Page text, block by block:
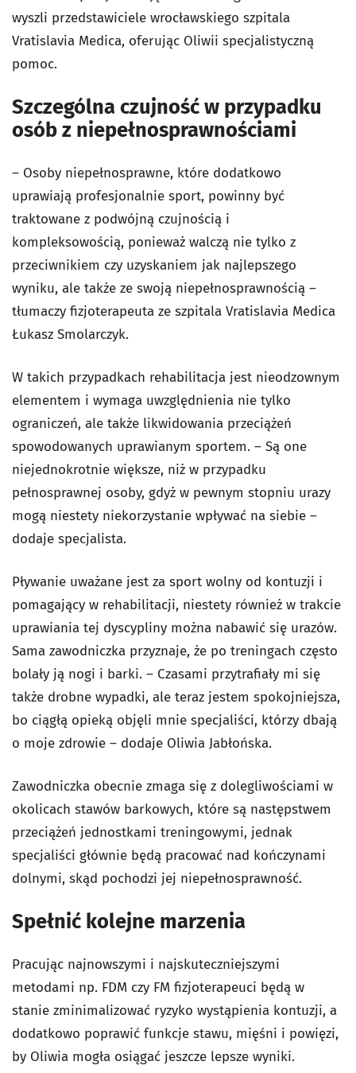
wyszli przedstawiciele wrocławskiego szpitala
Vratislavia Medica, oferując Oliwii specjalistyczną
pomoc.
Szczególna czujność w przypadku
osób z niepełnosprawnościami
– Osoby niepełnosprawne, które dodatkowo
uprawiają profesjonalnie sport, powinny być
traktowane z podwójną czujnością i
kompleksowością, ponieważ walczą nie tylko z
przeciwnikiem czy uzyskaniem jak najlepszego
wyniku, ale także ze swoją niepełnosprawnością –
tłumaczy fizjoterapeuta ze szpitala Vratislavia Medica
Łukasz Smolarczyk.
W takich przypadkach rehabilitacja jest nieodzownym
elementem i wymaga uwzględnienia nie tylko
ograniczeń, ale także likwidowania przeciążeń
spowodowanych uprawianym sportem. – Są one
niejednokrotnie większe, niż w przypadku
pełnosprawnej osoby, gdyż w pewnym stopniu urazy
mogą niestety niekorzystanie wpływać na siebie –
dodaje specjalista.
Pływanie uważane jest za sport wolny od kontuzji i
pomagający w rehabilitacji, niestety również w trakcie
uprawiania tej dyscypliny można nabawić się urazów.
Sama zawodniczka przyznaje, że po treningach często
bolały ją nogi i barki. – Czasami przytrafiały mi się
także drobne wypadki, ale teraz jestem spokojniejsza,
bo ciągłą opieką objęli mnie specjaliści, którzy dbają
o moje zdrowie – dodaje Oliwia Jabłońska.
Zawodniczka obecnie zmaga się z dolegliwościami w
okolicach stawów barkowych, które są następstwem
przeciążeń jednostkami treningowymi, jednak
specjaliści głównie będą pracować nad kończynami
dolnymi, skąd pochodzi jej niepełnosprawność.
Spełnić kolejne marzenia
Pracując najnowszymi i najskuteczniejszymi
metodami np. FDM czy FM fizjoterapeuci będą w
stanie zminimalizować ryzyko wystąpienia kontuzji, a
dodatkowo poprawić funkcje stawu, mięśni i powięzi,
by Oliwia mogła osiągać jeszcze lepsze wyniki.